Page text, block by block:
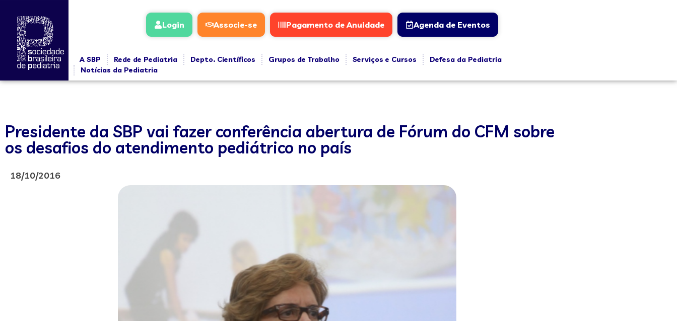
Login Associe-se Pagamento de Anuidade Agenda de Eventos
A SBP Rede de Pediatria Depto. Científicos Grupos de Trabalho Serviços e Cursos
Defesa da Pediatria
Notícias da Pediatria
Presidente da SBP vai fazer conferência abertura de Fórum do CFM sobre
os desafios do atendimento pediátrico no país
18/10/2016